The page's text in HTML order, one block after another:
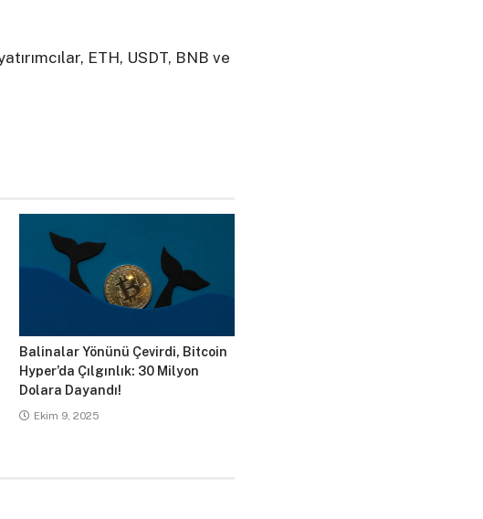
ETH, USDT, BNB ve
Balinalar Yönünü Çevirdi, Bitcoin
Hyper’da Çılgınlık: 30 Milyon
Dolara Dayandı!
Ekim 9, 2025